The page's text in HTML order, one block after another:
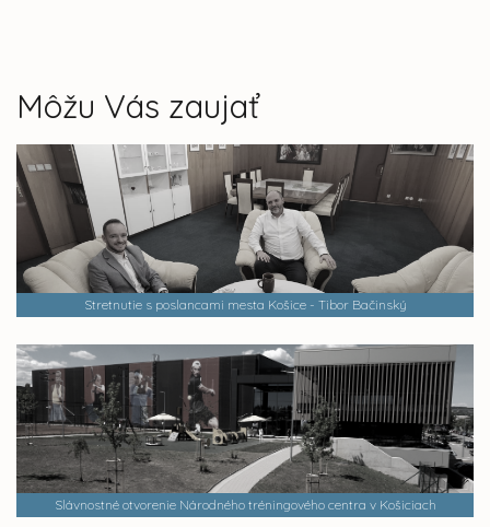
Môžu Vás zaujať
Stretnutie s poslancami mesta Košice - Tibor Bačinský
Slávnostné otvorenie Národného tréningového centra v Košiciach